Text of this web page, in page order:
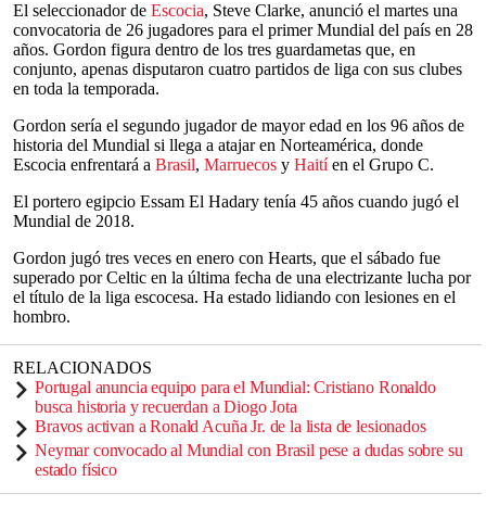
El seleccionador de Escocia, Steve Clarke, anunció el martes una
convocatoria de 26 jugadores para el primer Mundial del país en 28
años. Gordon figura dentro de los tres guardametas que, en
conjunto, apenas disputaron cuatro partidos de liga con sus clubes
en toda la temporada.
Gordon sería el segundo jugador de mayor edad en los 96 años de
historia del Mundial si llega a atajar en Norteamérica, donde
Escocia enfrentará a Brasil, Marruecos y Haitíen el Grupo C.
El portero egipcio Essam El Hadary tenía 45 años cuando jugó el
Mundial de 2018.
Gordon jugó tres veces en enero con Hearts, que el sábado fue
superado por Celtic en la última fecha de una electrizante lucha por
el título de la liga escocesa. Ha estado lidiando con lesiones en el
hombro.
RELACIONADOS
Portugal anuncia equipo para el Mundial: Cristiano Ronaldo
busca historia y recuerdan a Diogo Jota
Bravos activan a Ronald Acuña Jr. de la lista de lesionados
Neymar convocado al Mundial con Brasil pese a dudas sobre su
estado físico